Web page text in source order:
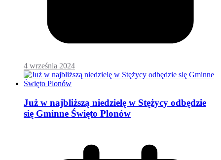
4 września 2024
Już w najbliższą niedzielę w Stężycy odbędzie
się Gminne Święto Plonów